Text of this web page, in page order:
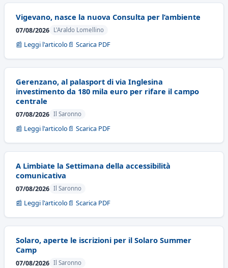
Vigevano, nasce la nuova Consulta per l’ambiente
07/08/2026 L'Araldo Lomellino
📰 Leggi l'articolo 📄 Scarica PDF
Gerenzano, al palasport di via Inglesina
investimento da 180 mila euro per rifare il campo
centrale
07/08/2026 Il Saronno
📰 Leggi l'articolo 📄 Scarica PDF
A Limbiate la Settimana della accessibilità
comunicativa
07/08/2026 Il Saronno
📰 Leggi l'articolo 📄 Scarica PDF
Solaro, aperte le iscrizioni per il Solaro Summer
Camp
07/08/2026 Il Saronno